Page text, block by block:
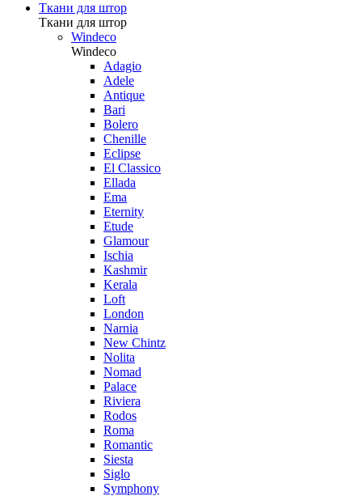
Ткани для штор
Ткани для штор
Windeco
Windeco
Adagio
Adele
Antique
Bari
Bolero
Chenille
Eclipse
El Classico
Ellada
Ema
Eternity
Etude
Glamour
Ischia
Kashmir
Kerala
Loft
London
Narnia
New Chintz
Nolita
Nomad
Palace
Riviera
Rodos
Roma
Romantic
Siesta
Siglo
Symphony